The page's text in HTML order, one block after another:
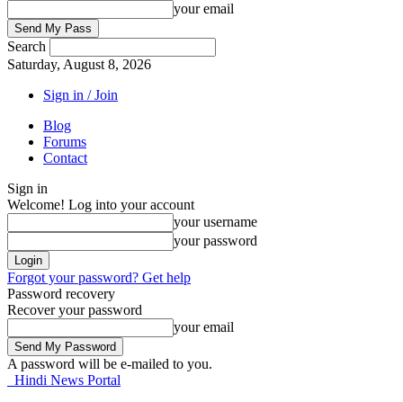
your email
Search
Saturday, August 8, 2026
Sign in / Join
Blog
Forums
Contact
Sign in
Welcome! Log into your account
your username
your password
Forgot your password? Get help
Password recovery
Recover your password
your email
A password will be e-mailed to you.
Hindi News Portal